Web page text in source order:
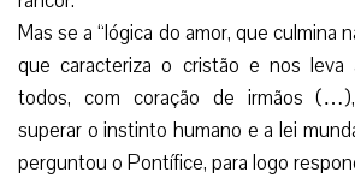
Mas se a “lógica do amor, que culmina
que caracteriza o cristão e nos
todos, com coração de irmãos
superar o instinto humano e a lei
perguntou o Pontífice, para logo